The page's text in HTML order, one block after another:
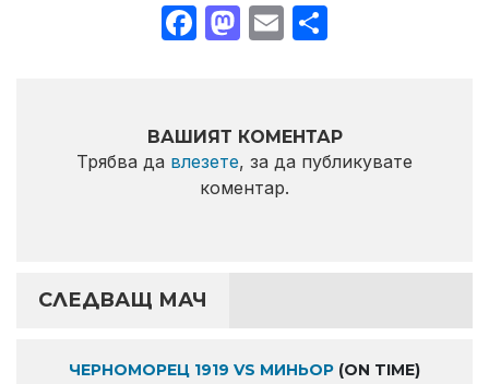
Facebook
Mastodon
Email
ВАШИЯТ КОМЕНТАР
Трябва да влезете, за да публикувате
коментар.
СЛЕДВАЩ МАЧ
ЧЕРНОМОРЕЦ 1919 VS МИНЬОР (ON TIME)